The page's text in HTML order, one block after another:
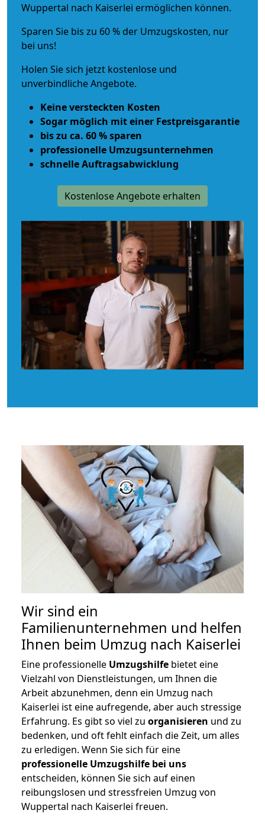
Wuppertal nach Kaiserlei ermöglichen können.
Sparen Sie bis zu 60 % der Umzugskosten, nur
bei uns!
Holen Sie sich jetzt kostenlose und
unverbindliche Angebote.
Keine versteckten Kosten
Sogar möglich mit einer Festpreisgarantie
bis zu ca. 60 % sparen
professionelle Umzugsunternehmen
schnelle Auftragsabwicklung
Kostenlose Angebote erhalten
Wir sind ein
Familienunternehmen und helfen
Ihnen beim Umzug nach Kaiserlei
Eine professionelle Umzugshilfe bietet eine
Vielzahl von Dienstleistungen, um Ihnen die
Arbeit abzunehmen, denn ein Umzug nach
Kaiserlei ist eine aufregende, aber auch stressige
Erfahrung. Es gibt so viel zu organisieren und zu
bedenken, und oft fehlt einfach die Zeit, um alles
zu erledigen. Wenn Sie sich für eine
professionelle Umzugshilfe bei uns
entscheiden, können Sie sich auf einen
reibungslosen und stressfreien Umzug von
Wuppertal nach Kaiserlei freuen.